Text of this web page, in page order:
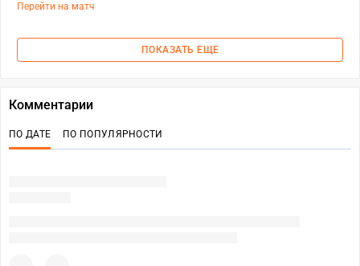
Перейти на матч
ПОКАЗАТЬ ЕЩЕ
Комментарии
ПО ДАТЕ ПО ПОПУЛЯРНОСТИ